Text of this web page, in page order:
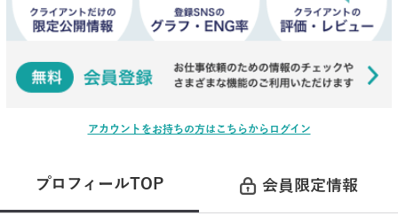
アカウントをお持ちの方はこちらからログイン
プロフィールTOP 会員限定情報